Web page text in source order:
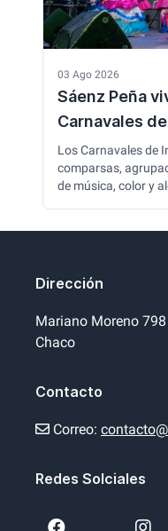
03 Ago 2026
Sáenz Peña
Carnavales
Los Carnavales de
comparsas,
de música, color y
del público y
Dirección
Mariano Moreno
Chaco
Contacto
Correo:
Redes Solciales